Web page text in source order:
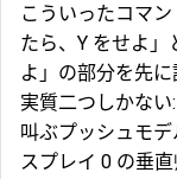
こういったコマ
たら、Y をせよ
よ」の部分を先
実質二つしかない
叫ぶプッシュモデ
スプレイ 0 の垂